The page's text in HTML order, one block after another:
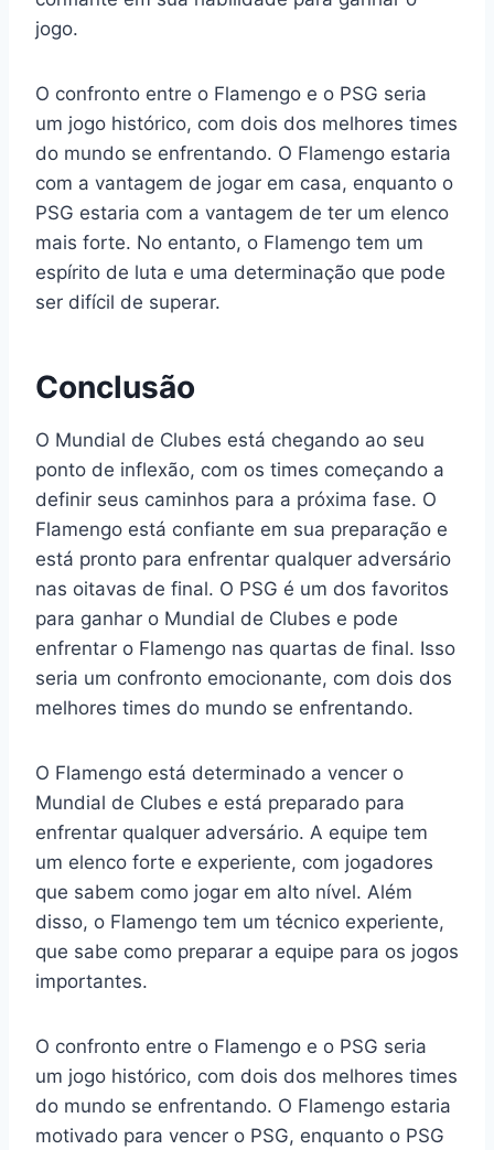
jogo.
O confronto entre o Flamengo e o PSG seria
um jogo histórico, com dois dos melhores times
do mundo se enfrentando. O Flamengo estaria
com a vantagem de jogar em casa, enquanto o
PSG estaria com a vantagem de ter um elenco
mais forte. No entanto, o Flamengo tem um
espírito de luta e uma determinação que pode
ser difícil de superar.
Conclusão
O Mundial de Clubes está chegando ao seu
ponto de inflexão, com os times começando a
definir seus caminhos para a próxima fase. O
Flamengo está confiante em sua preparação e
está pronto para enfrentar qualquer adversário
nas oitavas de final. O PSG é um dos favoritos
para ganhar o Mundial de Clubes e pode
enfrentar o Flamengo nas quartas de final. Isso
seria um confronto emocionante, com dois dos
melhores times do mundo se enfrentando.
O Flamengo está determinado a vencer o
Mundial de Clubes e está preparado para
enfrentar qualquer adversário. A equipe tem
um elenco forte e experiente, com jogadores
que sabem como jogar em alto nível. Além
disso, o Flamengo tem um técnico experiente,
que sabe como preparar a equipe para os jogos
importantes.
O confronto entre o Flamengo e o PSG seria
um jogo histórico, com dois dos melhores times
do mundo se enfrentando. O Flamengo estaria
motivado para vencer o PSG, enquanto o PSG